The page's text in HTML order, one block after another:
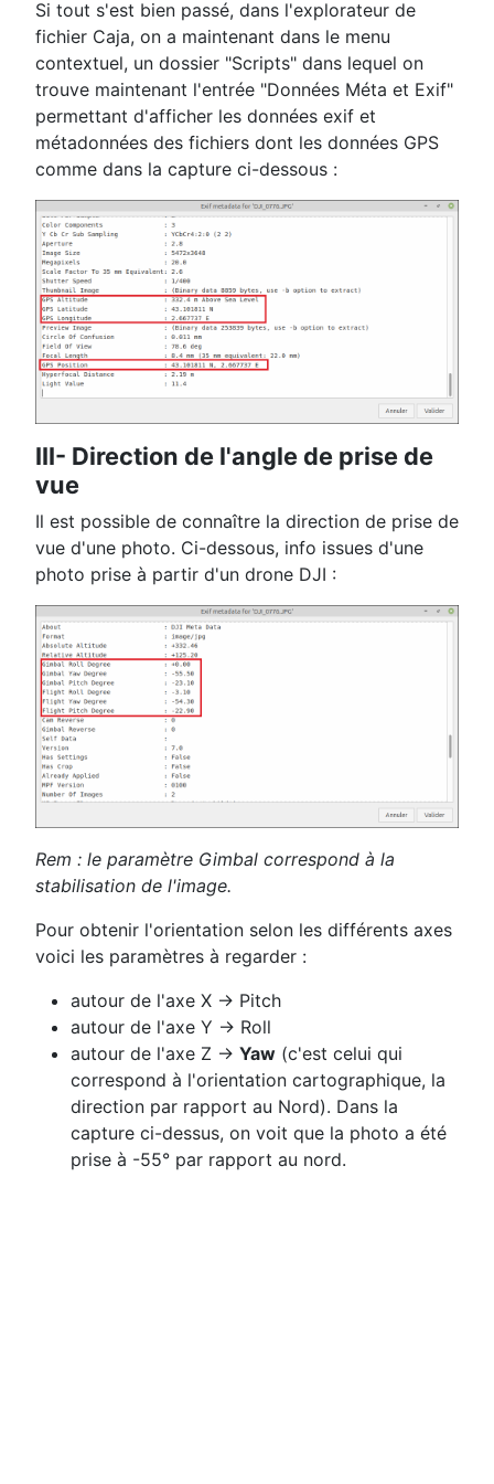
Si tout s'est bien passé, dans l'explorateur de
fichier Caja, on a maintenant dans le menu
contextuel, un dossier "Scripts" dans lequel on
trouve maintenant l'entrée "Données Méta et Exif"
permettant d'afficher les données exif et
métadonnées des fichiers dont les données GPS
comme dans la capture ci-dessous :
III- Direction de l'angle de prise de
vue
Il est possible de connaître la direction de prise de
vue d'une photo. Ci-dessous, info issues d'une
photo prise à partir d'un drone DJI :
Rem : le paramètre Gimbal correspond à la
stabilisation de l'image.
Pour obtenir l'orientation selon les différents axes
voici les paramètres à regarder :
autour de l'axe X → Pitch
autour de l'axe Y → Roll
autour de l'axe Z → Yaw (c'est celui qui
correspond à l'orientation cartographique, la
direction par rapport au Nord). Dans la
capture ci-dessus, on voit que la photo a été
prise à -55° par rapport au nord.